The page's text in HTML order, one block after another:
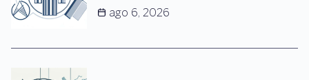
ago 6, 2026